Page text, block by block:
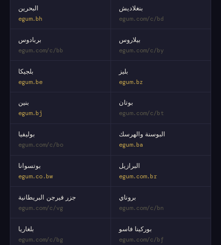
البحرين
egum.bh
بنغلاديش
egum.com/c/bd
بربادوس
egum.com/c/bb
بيلاروس
egum.com/c/by
بلجيكا
egum.be
بليز
egum.bz
بنين
egum.bj
بوتان
egum.com/c/bt
بوليفيا
egum.com/c/bo
البوسنة والهرسك
egum.ba
بوتسوانا
egum.co.bw
البرازيل
egum.com.br
جزر فيرجن البريطانية
egum.com/c/vg
بروناي
egum.com/c/bn
بلغاريا
egum.com/c/bg
بوركينا فاسو
egum.com/c/bf